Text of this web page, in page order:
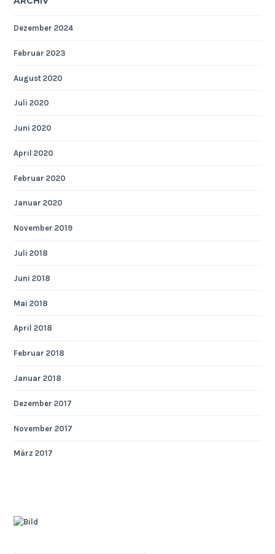
Dezember 2024
Februar 2023
August 2020
Juli 2020
Juni 2020
April 2020
Februar 2020
Januar 2020
November 2019
Juli 2018
Juni 2018
Mai 2018
April 2018
Februar 2018
Januar 2018
Dezember 2017
November 2017
März 2017